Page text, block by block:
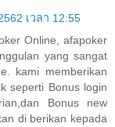
เวลา 12:55
Online, afapoker
yang sangat
kami memberikan
seperti Bonus login
Bonus new
di berikan kepada